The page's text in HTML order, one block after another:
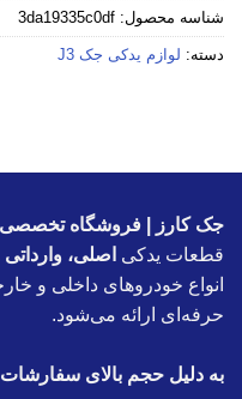
شناسه محصول: 3da19335c0df
دسته: لوازم یدکی جک J3
جک کارز | فروشگاه تخصصی
قطعات یدکی اصلی،
انواع خودروهای داخلی و
حرفه‌ای ارائه می‌شود.
به دلیل حجم بالای